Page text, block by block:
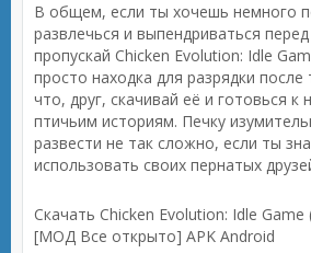
В общем, если ты хочешь немного
развлечься и выпендриваться
пропускай Chicken Evolution: Idle
просто находка для разрядки после
что, друг, скачивай её и готовься к
птичьим историям. Печку
развести не так сложно, если ты
использовать своих пернатых
Скачать Chicken Evolution: Idle
[МОД Все открыто] APK Android